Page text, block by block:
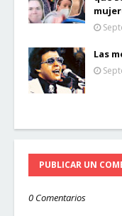
Las
PUBLICAR UN
0 Comentarios